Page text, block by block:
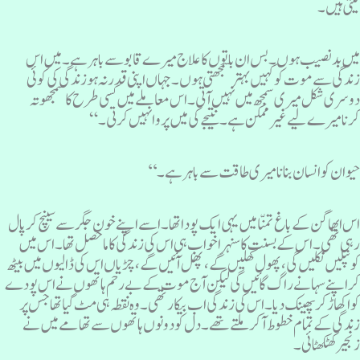
لیتی ہیں ۔
میں بدنصیب ہوں۔ بس ان باتوں کا علاج میرے قابو سے باہر ہے۔ میں اس
زندگی سے موت کو کہیں بہتر سمجھتی ہوں ۔ جہاں اپنی قدر نہ ہوزندگی کی کوئی
دوسری شکل میری سمجھ میں نہیں آتی۔اس معاملے میں کسی طرح کا سمجھوتہ
کرنامیرے لیے غیرممکن ہے۔ نتیجے کی میں پروانہیں کرتی۔“
حیوان کو انسان بنا نا میری طاقت سے باہر ہے ۔‘‘
اس ابھا گن کے باغ تمنّا میں یہی ایک پودا تھا۔ اسے اپنے خون جگر سے سینچ کر پال
رہی تھی ۔ اس کے بسنت کا سنہرا خواب ہی اس کی زندگی کا ماحصل تھا۔ اس میں
کونپلیں نکلیں گی ، پھول کھلیں گے ، پھل آ ئیں گے، چڑیاں اس کی ڈالیوں میں بیٹھ
کر اپنے سہانے راگ گائیں گی لیکن آج موت کے بے رحم ہاتھوں نے اس پودے
کو اکھاڑ کر پھینک دیا۔ اس کی زندگی اب بیکارتھی ۔ وہ نقطہ ہی مٹ گیا تھا جس پر
زندگی کے تمام خطوط آ کر ملتے تھے ۔ دل کو دونوں ہاتھوں سے تھامے میں نے
زنجیر کھٹکھٹائی۔